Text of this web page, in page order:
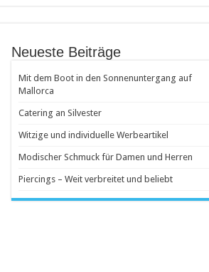
Neueste Beiträge
Mit dem Boot in den Sonnenuntergang auf
Mallorca
Catering an Silvester
Witzige und individuelle Werbeartikel
Modischer Schmuck für Damen und Herren
Piercings – Weit verbreitet und beliebt